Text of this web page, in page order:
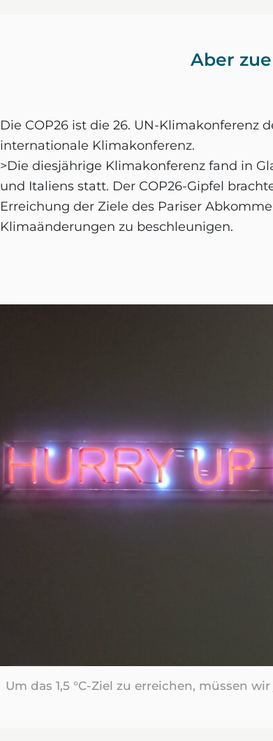
Aber
Die COP26 ist die 26. UN-Klimakonferenz
internationale Klimakonferenz.
>Die diesjährige Klimakonferenz fand in
und Italiens statt. Der COP26-Gipfel
Erreichung der Ziele des Pariser
Klimaänderungen zu beschleunigen.
Um das 1,5 °C-Ziel zu erreichen, müssen